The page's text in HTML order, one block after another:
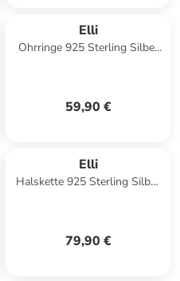
Elli
Ohrringe 925 Sterling Silber
59,90 €
Elli
Halskette 925 Sterling Silber
79,90 €